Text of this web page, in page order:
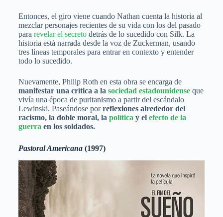
Entonces, el giro viene cuando Nathan cuenta la historia al
mezclar personajes recientes de su vida con los del pasado
para revelar el secretodetrás de lo sucedido con Silk. La
historia está narrada desde la voz de Zuckerman, usando
tres líneas temporales para entrar en contexto y entender
todo lo sucedido.
Nuevamente, Philip Roth en esta obra se encarga de
manifestar una crítica a la sociedad estadounidense que
vivía una época de puritanismo a partir del escándalo
Lewinski. Paseándose porreflexiones alrededor del
racismo, la doble moral, la política y el efecto de la
guerra en los soldados.
Pastoral Americana (1997)